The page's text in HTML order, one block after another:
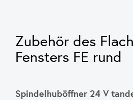
Zubehör des
Fensters FE rund
Spindelhuböffner 24 V